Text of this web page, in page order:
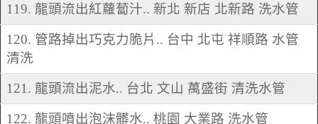
119. 龍頭流出紅蘿蔔汁.. 新北 新店 北新路 洗水管
120. 管路掉出巧克力脆片.. 台中 北屯 祥順路 水管
清洗
121. 龍頭流出泥水.. 台北 文山 萬盛街 清洗水管
122. 龍頭噴出泡沫髒水.. 桃園 大業路 洗水管